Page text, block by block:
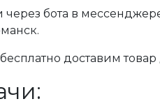
бота в
доставим